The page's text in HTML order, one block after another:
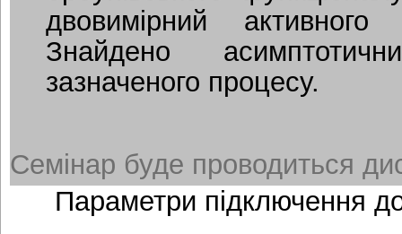
двовимірний активного
Знайдено
зазначеного процесу.
Семінар буде проводиться
Параметри підключення